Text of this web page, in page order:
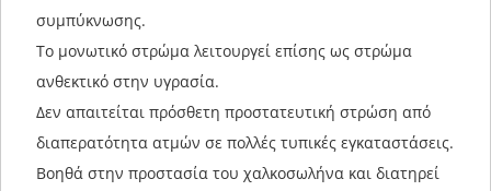
συμπύκνωσης.
Το μονωτικό στρώμα λειτουργεί επίσης ως στρώμα
ανθεκτικό στην υγρασία.
Δεν απαιτείται πρόσθετη προστατευτική στρώση από
διαπερατότητα ατμών σε πολλές τυπικές εγκαταστάσεις.
Βοηθά στην προστασία του χαλκοσωλήνα και διατηρεί